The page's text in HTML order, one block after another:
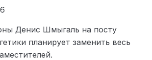
Денис Шмыгаль на посту
планирует заменить весь